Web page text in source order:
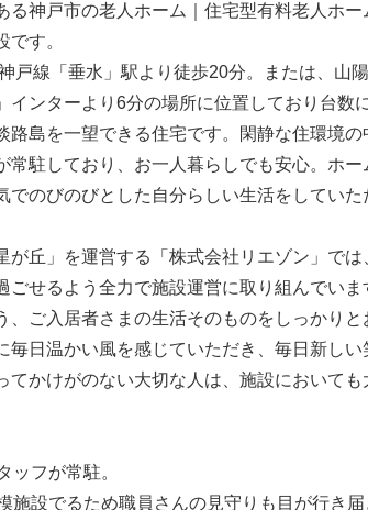
る神戸市の老人ホーム｜住宅型有料老人ホ
です。
戸線「垂水」駅より徒歩20分。または、山
インターより6分の場所に位置しており台数
路島を一望できる住宅です。閑静な住環境
常駐しており、お一人暮らしでも安心。ホ
でのびのびとした自分らしい生活をしていた
が丘」を運営する「株式会社リエゾン」で
ごせるよう全力で施設運営に取り組んでい
、ご入居者さまの生活そのものをしっかりと
毎日温かい風を感じていただき、毎日新し
てかけがのない大切な人は、施設において
ッフが常駐。
施設でるため職員さんの見守りも目が行き